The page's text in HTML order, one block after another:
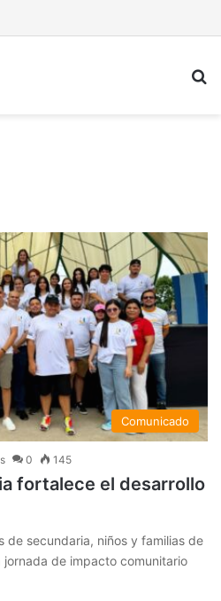
Comunicado
0 145
fortalece el desarrollo
de secundaria, niños y familias de
de impacto comunitario